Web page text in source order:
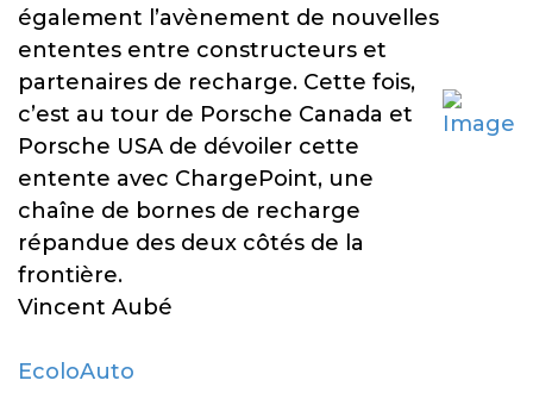
également l’avènement de nouvelles
ententes entre constructeurs et
partenaires de recharge. Cette fois,
c’est au tour de Porsche Canada et
Porsche USA de dévoiler cette
entente avec ChargePoint, une
chaîne de bornes de recharge
répandue des deux côtés de la
frontière.
Vincent Aubé
EcoloAuto